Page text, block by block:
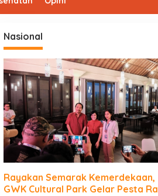
Nasional
Rayakan Semarak Kemerdekaan,
GWK Cultural Park Gelar Pesta